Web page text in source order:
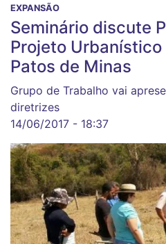
EXPANSÃO
Seminário discute
Projeto
Patos de Minas
Grupo de Trabalho vai
diretrizes
14/06/2017 - 18:37